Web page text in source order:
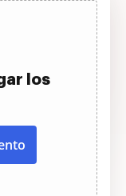
los